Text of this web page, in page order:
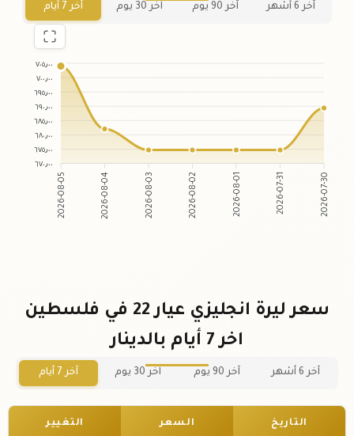
آخر 6 أشهر آخر 90 يوم آخر 30 يوم آخر 7 أيام
٧٠٥٫٠٠
٧٠٠٫٠٠
٦٩٥٫٠٠
٦٩٠٫٠٠
٦٨٥٫٠٠
٦٨٠٫٠٠
٦٧٥٫٠٠
٦٧٠٫٠٠
2026-08-05 2026-08-04 2026-08-03 2026-08-02 2026-08-01 2026-07-31 2026-07-30
سعر ليرة انجليزي عيار 22 في فلسطين
اخر 7 أيام بالدينار
آخر 6 أشهر آخر 90 يوم آخر 30 يوم آخر 7 أيام
التاريخ السعر التغيير